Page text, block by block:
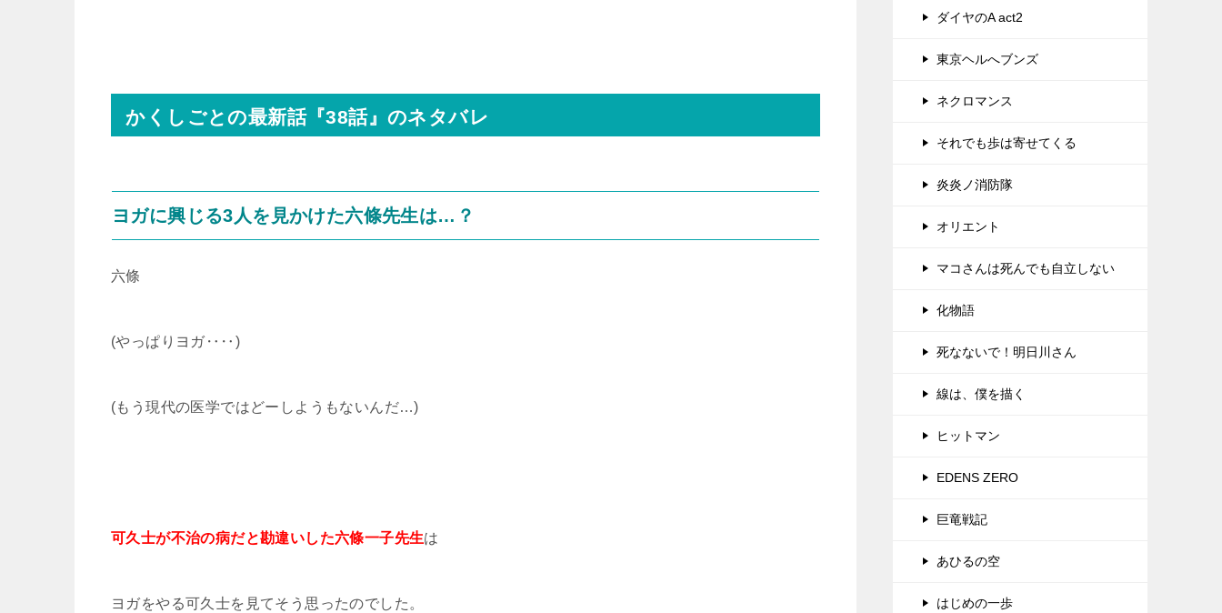
かくしごとの最新話『38話』のネタバレ
ヨガに興じる3人を見かけた六條先生は…？
六條
(やっぱりヨガ‥‥)
(もう現代の医学ではどーしようもないんだ…)
可久士が不治の病だと勘違いした六條一子先生は
ヨガをやる可久士を見てそう思ったのでした。
ダイヤのA act2
東京ヘルへブンズ
ネクロマンス
それでも歩は寄せてくる
炎炎ノ消防隊
オリエント
マコさんは死んでも自立しない
化物語
死なないで！明日川さん
線は、僕を描く
ヒットマン
EDENS ZERO
巨竜戦記
あひるの空
はじめの一歩